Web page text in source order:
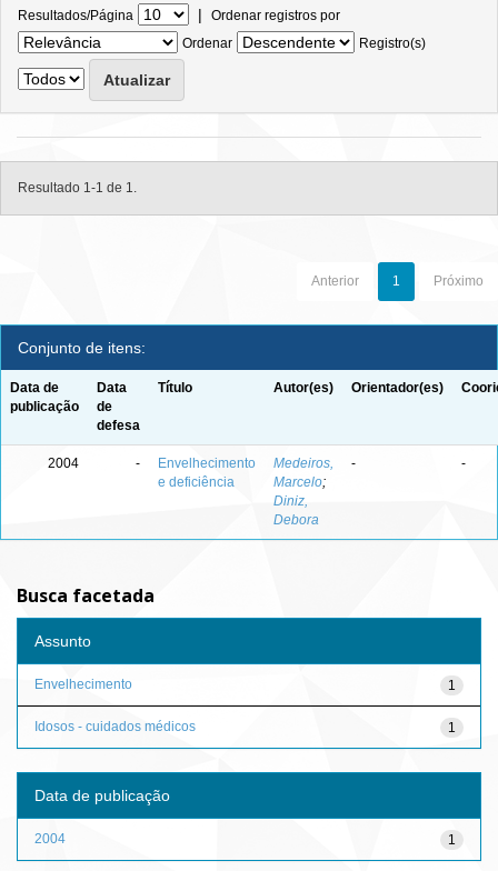
Resultados/Página | Ordenar registros por
Ordenar
Registro(s)
Resultado 1-1 de 1.
Anterior 1 Próximo
Conjunto de itens:
Data de
publicação
Data
de
defesa
Título Autor(es) Orientador(es)
2004 -
Envelhecimento
e deficiência
Medeiros,
Marcelo;
Diniz,
Debora
- -
Busca facetada
Assunto
1
Envelhecimento
1
Idosos - cuidados médicos
Data de publicação
1
2004